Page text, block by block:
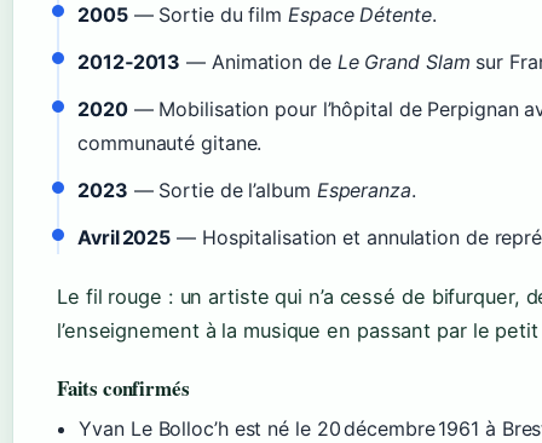
2005— Sortie du film Espace Détente.
2012‑2013 — Animation de Le Grand Slam sur
2020— Mobilisation pour l’hôpital de Perpignan
communauté gitane.
2023 — Sortie de l’album Esperanza.
Avril 2025 — Hospitalisation et annulation de
Le fil rouge : un artiste qui n’a cessé de bifurquer,
l’enseignement à la musique en passant par le
Faits confirmés
Yvan Le Bolloc’h est né le 20 décembre 1961 à